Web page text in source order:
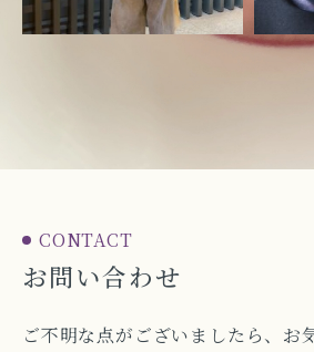
CONTACT
お問い合わせ
ご不明な点がございましたら、お